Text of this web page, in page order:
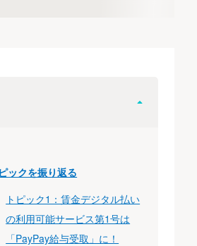
ックを振り返る
トピック1：賃金デジタル払い
の利用可能サービス第1号は
「PayPay給与受取」に！